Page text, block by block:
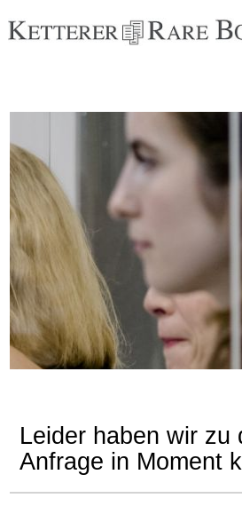
Leider haben wir zu
Anfrage in Moment